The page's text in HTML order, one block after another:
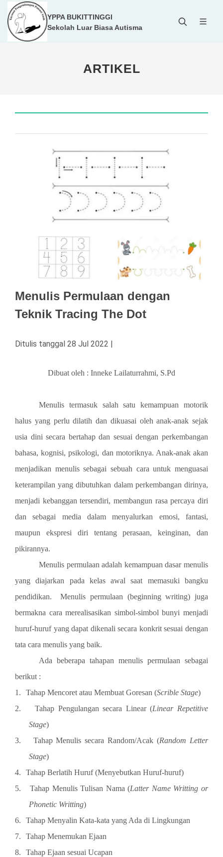
YPPA BUKITTINGGI
Sekolah Luar Biasa Autisma
ARTIKEL
Menulis Permulaan dengan
Teknik Tracing The Dot
Ditulis tanggal 28 Jul 2022 |
Dibuat oleh : Inneke Lailaturrahmi, S.Pd
Menulis termasuk salah satu kemampuan motorik
halus yang perlu dilatih dan dikuasai oleh anak-anak sejak
usia dini secara bertahap dan sesuai dengan perkembangan
bahasa, kognisi, psikologi, dan motoriknya. Anak-anak akan
menjadikan menulis sebagai sebuah cara untuk menguasai
keterampilan yang dibutuhkan dalam perkembangan dirinya,
menjadi kebanggan tersendiri, membangun rasa percaya diri
dan sebagai media dalam menyalurkan emosi, fantasi,
maupun ekspresi diri tentang perasaan, keinginan, dan
pikirannya.
Menulis permulaan adalah kemampuan dasar menulis
yang diajarkan pada kelas awal saat memasuki bangku
pendidikan.
Menulis permulaan (beginning writing)juga
bermakna cara merealisasikan simbol-simbol bunyi menjadi
huruf-huruf yang dapat dikenali secara konkrit sesuai dengan
tata cara menulis yang baik.
Ada beberapa tahapan menulis permulaan sebagai
berikut :
1.
Tahap Mencoret atau Membuat Goresan (Scrible Stage)
2.
Tahap Pengulangan secara Linear (Linear Repetitive
Stage)
3.
Tahap Menulis secara Random/Acak (Random Letter
Stage)
4.
Tahap Berlatih Huruf (Menyebutkan Huruf-huruf)
5.
Tahap Menulis Tulisan Nama (Latter Name Writting or
Phonetic Writting)
6.
Tahap Menyalin Kata-kata yang Ada di Lingkungan
7.
Tahap Menemukan Ejaan
8.
Tahap Ejaan sesuai Ucapan